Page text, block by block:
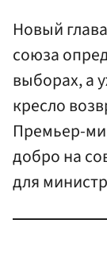
Новый
союза
выборах, а
кресло
Премьер-
добро на
для